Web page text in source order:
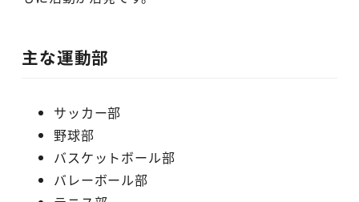
主な運動部
サッカー部
野球部
バスケットボール部
バレーボール部